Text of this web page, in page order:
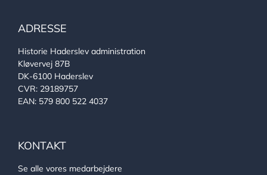
ADRESSE
Historie Haderslev administration
Kløvervej 87B
DK-6100 Haderslev
CVR: 29189757
EAN: 579 800 522 4037
KONTAKT
Se alle vores medarbejdere